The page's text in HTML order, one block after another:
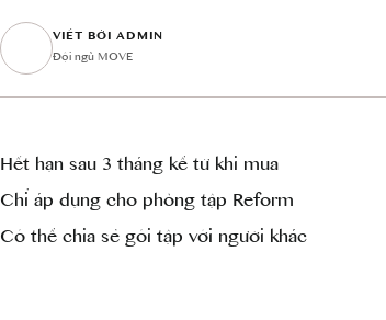
VIẾT BỞI ADMIN
Đội ngũ MOVE
Hết hạn sau 3 tháng kể từ khi mua
Chỉ áp dụng cho phòng tập Reform
Có thể chia sẻ gói tập với người khác